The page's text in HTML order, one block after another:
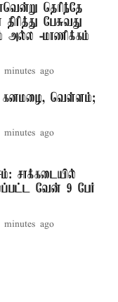
தெரிந்தே
பேசுவது
அல்ல -மாணிக்கம்
minutes ago
கனமழை, வெள்ளம்;
minutes ago
சாக்கடையில்
வேன் 9 பேர்
minutes ago